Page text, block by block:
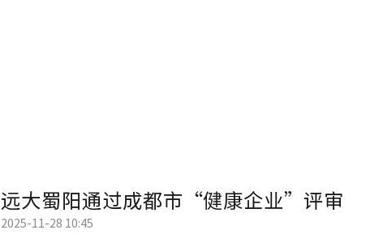
远大蜀阳通过成都市“健康企业”评审
2025-11-28 10:45